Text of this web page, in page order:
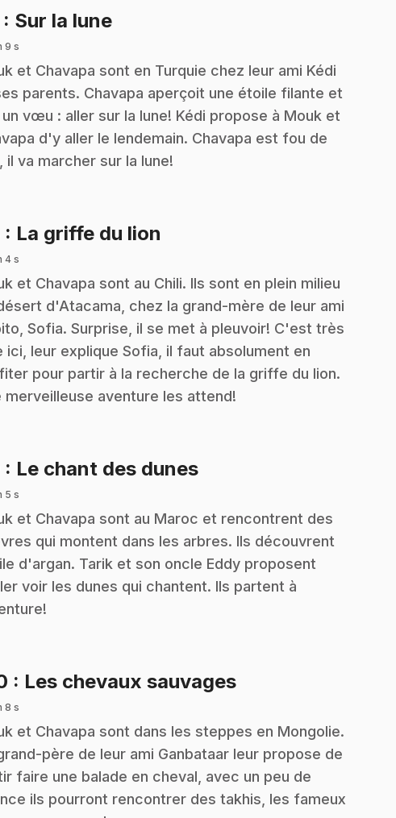
: Sur la lune.
9 s
et Chavapa sont en Turquie chez leur ami Kédi
parents. Chavapa aperçoit une étoile filante et
vœu : aller sur la lune! Kédi propose à Mouk et
d'y aller le lendemain. Chavapa est fou de
il va marcher sur la lune!
: La griffe du lion
4 s
et Chavapa sont au Chili. Ils sont en plein milieu
d'Atacama, chez la grand-mère de leur ami
Sofia. Surprise, il se met à pleuvoir! C'est très
ici, leur explique Sofia, il faut absolument en
pour partir à la recherche de la griffe du lion.
merveilleuse aventure les attend!
: Le chant des dunes.
5 s
et Chavapa sont au Maroc et rencontrent des
qui montent dans les arbres. Ils découvrent
d'argan. Tarik et son oncle Eddy proposent
voir les dunes qui chantent. Ils partent à
: Les chevaux sauvages.
8 s
et Chavapa sont dans les steppes en Mongolie.
père de leur ami Ganbataar leur propose de
faire une balade en cheval, avec un peu de
ils pourront rencontrer des takhis, les fameux